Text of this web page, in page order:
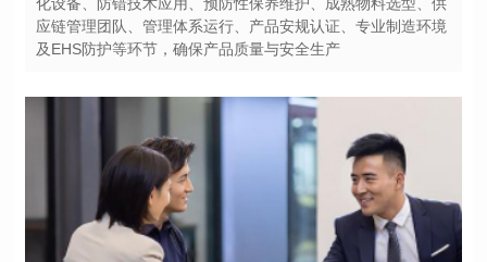
及EHS防护等环节，确保产品质量与安全生产